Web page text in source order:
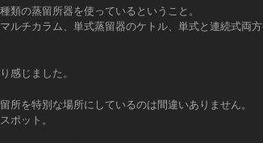
の蒸留所器を使っているということ。
チカラム、単式蒸留器のケトル、単式と連続式両
感じました。
を特別な場所にしているのは間違いありません。
ポット。